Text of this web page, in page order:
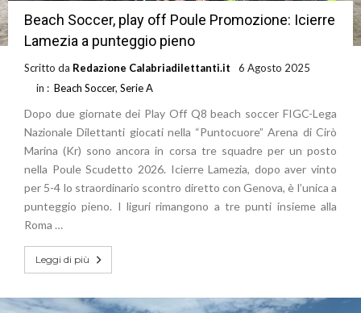
Beach Soccer, play off Poule Promozione: Icierre
Lamezia a punteggio pieno
Scritto da Redazione Calabriadilettanti.it
6 Agosto 2025
in : Beach Soccer, Serie A
Dopo due giornate dei Play Off Q8 beach soccer FIGC-Lega
Nazionale Dilettanti giocati nella “Puntocuore” Arena di Cirò
Marina (Kr) sono ancora in corsa tre squadre per un posto
nella Poule Scudetto 2026. Icierre Lamezia, dopo aver vinto
per 5-4 lo straordinario scontro diretto con Genova, è l’unica a
punteggio pieno. I liguri rimangono a tre punti insieme alla
Roma …
Leggi di più